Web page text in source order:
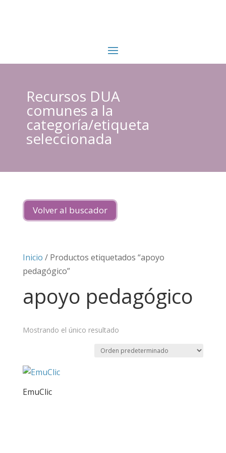
Recursos DUA
comunes a la
categoría/etiqueta
seleccionada
Volver al buscador
Inicio / Productos etiquetados “apoyo
pedagógico”
apoyo pedagógico
Mostrando el único resultado
EmuClic